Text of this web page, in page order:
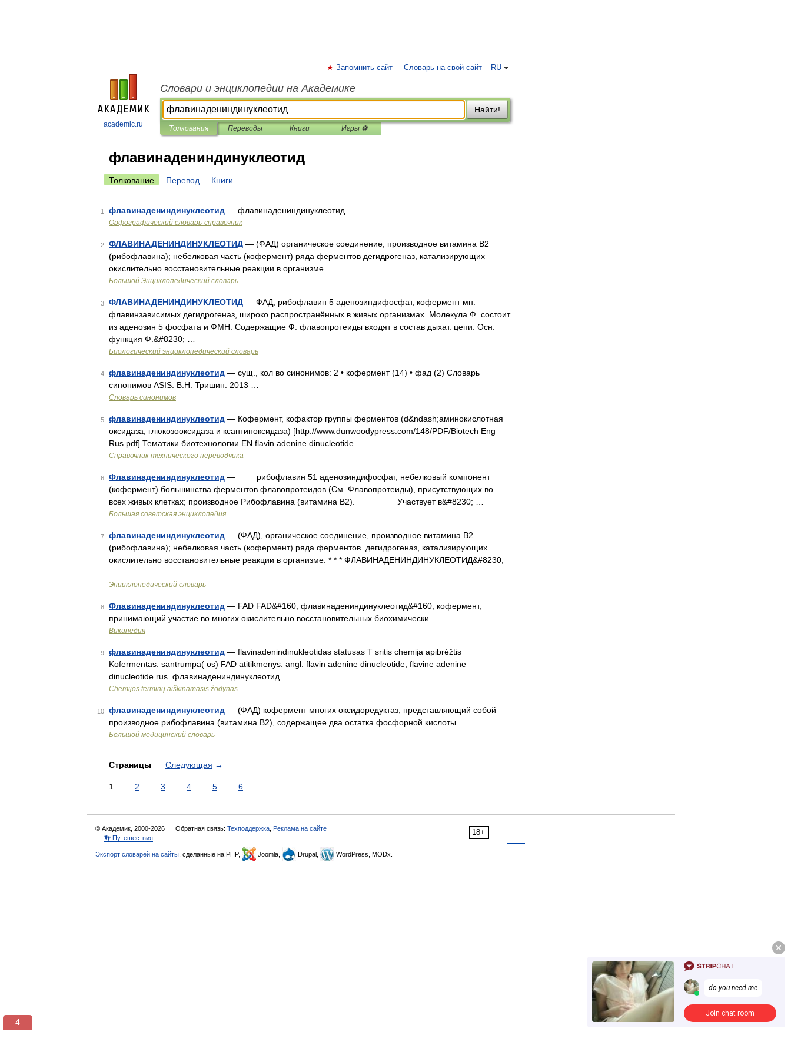
academic.ru
RU
Запомнить сайт Словарь на свой сайт
Словари и энциклопедии на Академике
Найти!
Толкования Переводы Книги Игры ⚽
флавинадениндинуклеотид
Толкование Перевод Книги
1 флавинадениндинуклеотид — флавинадениндинуклеотид …
Орфографический словарь-справочник
2 ФЛАВИНАДЕНИНДИНУКЛЕОТИД — (ФАД) органическое соединение, производное витамина В2
(рибофлавина); небелковая часть (кофермент) ряда ферментов дегидрогеназ, катализирующих
окислительно восстановительные реакции в организме …
Большой Энциклопедический словарь
3 ФЛАВИНАДЕНИНДИНУКЛЕОТИД — ФАД, рибофлавин 5 аденозиндифосфат, кофермент мн.
флавинзависимых дегидрогеназ, широко распространённых в живых организмах. Молекула Ф. состоит
из аденозин 5 фосфата и ФМН. Содержащие Ф. флавопротеиды входят в состав дыхат. цепи. Осн.
функция Ф.&#8230; …
Биологический энциклопедический словарь
4 флавинадениндинуклеотид — сущ., кол во синонимов: 2 • кофермент (14) • фад (2) Словарь
синонимов ASIS. В.Н. Тришин. 2013 …
Словарь синонимов
5 флавинадениндинуклеотид — Кофермент, кофактор группы ферментов (d&ndash;аминокислотная
оксидаза, глюкозооксидаза и ксантиноксидаза) [http://www.dunwoodypress.com/148/PDF/Biotech Eng
Rus.pdf] Тематики биотехнологии EN flavin adenine dinucleotide …
Справочник технического переводчика
6 Флавинадениндинуклеотид — рибофлавин 51 аденозиндифосфат, небелковый компонент
(кофермент) большинства ферментов флавопротеидов (См. Флавопротеиды), присутствующих во
всех живых клетках; производное Рибофлавина (витамина B2). Участвует в&#8230; …
Большая советская энциклопедия
7 флавинадениндинуклеотид — (ФАД), органическое соединение, производное витамина В2
(рибофлавина); небелковая часть (кофермент) ряда ферментов дегидрогеназ, катализирующих
окислительно восстановительные реакции в организме. * * * ФЛАВИНАДЕНИНДИНУКЛЕОТИД&#8230;
Энциклопедический словарь
8 Флавинадениндинуклеотид — FAD FAD&#160; флавинадениндинуклеотид&#160; кофермент,
принимающий участие во многих окислительно восстановительных биохимически …
Википедия
9 флавинадениндинуклеотид — flavinadenindinukleotidas statusas T sritis chemija apibrėžtis
Kofermentas. santrumpa( os) FAD atitikmenys: angl. flavin adenine dinucleotide; flavine adenine
dinucleotide rus. флавинадениндинуклеотид …
Chemijos terminų aiškinamasis žodynas
10 флавинадениндинуклеотид — (ФАД) кофермент многих оксидоредуктаз, представляющий собой
производное рибофлавина (витамина В2), содержащее два остатка фосфорной кислоты …
Большой медицинский словарь
Страницы Следующая →
1 2 3 4 5 6
18+
© Академик, 2000-2026 Обратная связь: Техподдержка Реклама на сайте
👣 Путешествия
Экспорт словарей на сайты , сделанные на PHP, Joomla, Drupal, WordPress, MODx.
3